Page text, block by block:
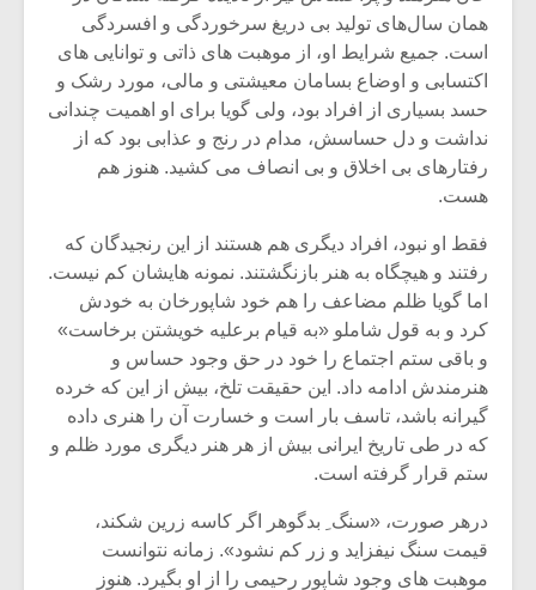
همان سال‌های تولید بی دریغ سرخوردگی و افسردگی
است. جمیع شرایط او، از موهبت های ذاتی و توانایی های
اکتسابی و اوضاع بسامان معیشتی و مالی، مورد رشک و
حسد بسیاری از افراد بود، ولی گویا برای او اهمیت چندانی
نداشت و دل حساسش، مدام در رنج و عذابی بود که از
رفتارهای بی اخلاق و بی انصاف می کشید. هنوز هم
هست.
فقط او نبود، افراد دیگری هم هستند از این رنجیدگان که
رفتند و هیچگاه به هنر بازنگشتند. نمونه هایشان کم نیست.
اما گویا ظلم مضاعف را هم خود شاپورخان به خودش
کرد و به قول شاملو «به قیام برعلیه خویشتن برخاست»
و باقی ستم اجتماع را خود در حق وجود حساس و
هنرمندش ادامه داد. این حقیقت تلخ، بیش از این که خرده
گیرانه باشد، تاسف بار است و خسارت آن را هنری داده
که در طی تاریخ ایرانی بیش از هر هنر دیگری مورد ظلم و
ستم قرار گرفته است.
درهر صورت، «سنگ ِ بدگوهر اگر کاسه زرین شکند،
قیمت سنگ نیفزاید و زر کم نشود». زمانه نتوانست
موهبت های وجود شاپور رحیمی را از او بگیرد. هنوز
میکلوش روژا
یادداشتی بر موسیقی
متن فیلم «متری
شیش و نیم»
موریس ژار